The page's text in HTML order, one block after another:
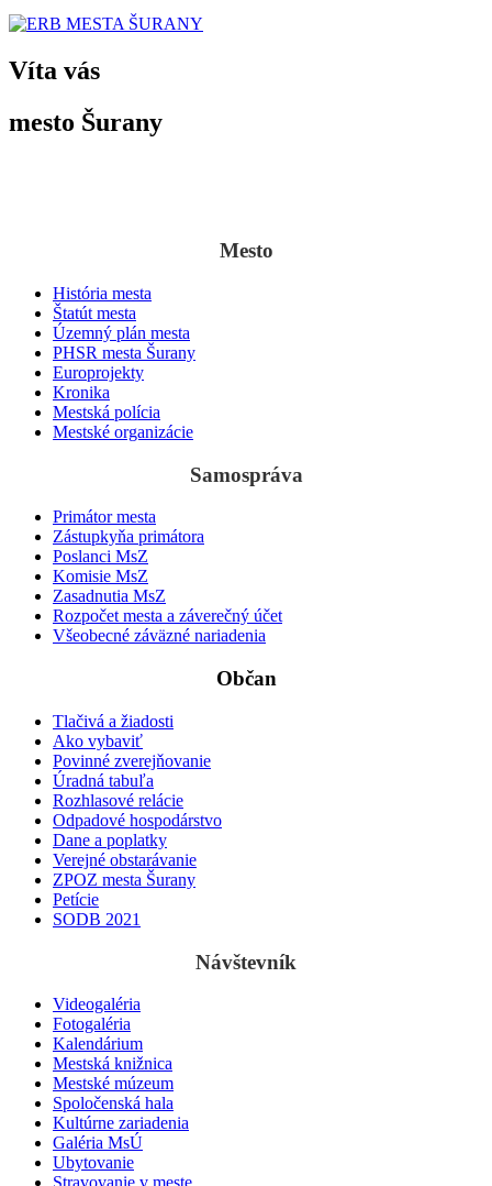
Víta vás
mesto Šurany
Mesto
História mesta
Štatút mesta
Územný plán mesta
PHSR mesta Šurany
Europrojekty
Kronika
Mestská polícia
Mestské organizácie
Samospráva
Primátor mesta
Zástupkyňa primátora
Poslanci MsZ
Komisie MsZ
Zasadnutia MsZ
Rozpočet mesta a záverečný účet
Všeobecné záväzné nariadenia
Občan
Tlačivá a žiadosti
Ako vybaviť
Povinné zverejňovanie
Úradná tabuľa
Rozhlasové relácie
Odpadové hospodárstvo
Dane a poplatky
Verejné obstarávanie
ZPOZ mesta Šurany
Petície
SODB 2021
Návštevník
Videogaléria
Fotogaléria
Kalendárium
Mestská knižnica
Mestské múzeum
Spoločenská hala
Kultúrne zariadenia
Galéria MsÚ
Ubytovanie